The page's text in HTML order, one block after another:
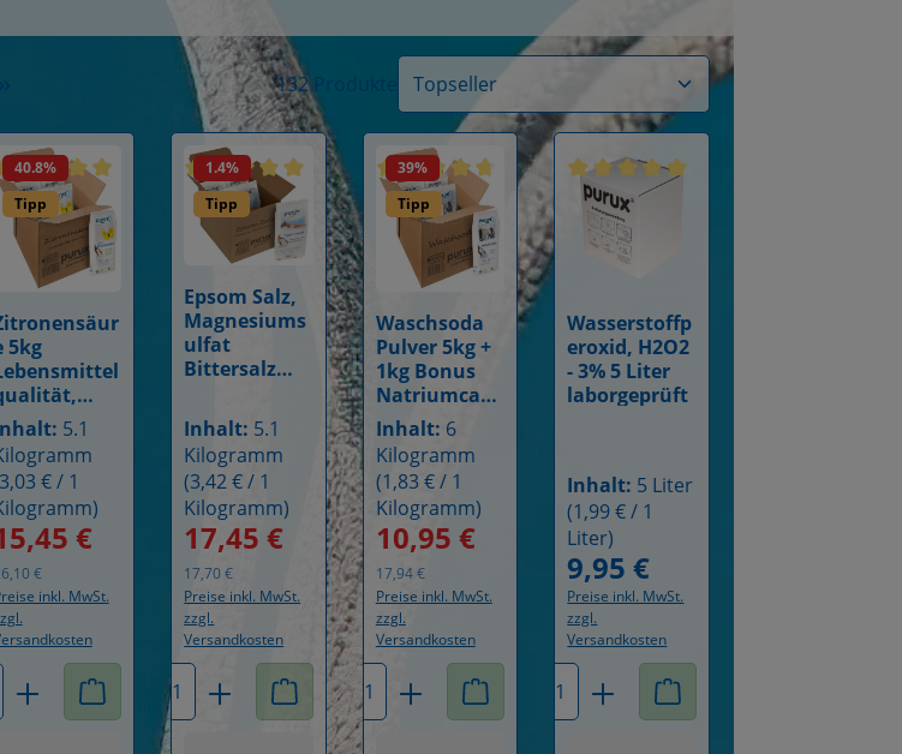
132 Produkte
von 4.9 von 5 Sternen
Gib den gewünschten Wert ein oder benutze die Schaltflächen
40.8%
Tipp
Durchschnittliche Bewertung von 4.9 von 5 Sternen
5kg
(5,1kg)
5.1
€ / 1
€
Regulärer Preis:
€
inkl. MwSt.
Produkt Anzahl: Gib den gewünschten Wert ein oder benutze die
1.4%
Tipp
Durchschnittliche Bewertung von 4.9 von 5 Sternen
Details
Epsom Salz,
Magnesiums
ulfat
Bittersalz
Salt
Inhalt: 5.1
Kilogramm
(3,42 € / 1
Kilogramm)
Verkaufspreis:
17,45 €
Regulärer Preis:
17,70 €
Preise inkl. MwSt.
zzgl.
Versandkosten
Produkt Anzahl: Gib den gewünschten Wert ein
39%
Tipp
Durchschnittliche Bewertung von 4.8 von 5 Sternen
Details
Waschsoda
Pulver 5kg +
1kg Bonus
Natriumcarb
onat, reine
Soda
nachhaltig
verpackt
Inhalt: 6
Kilogramm
(1,83 € / 1
Kilogramm)
Verkaufspreis:
10,95 €
Regulärer Preis:
17,94 €
Preise inkl. MwSt.
zzgl.
Versandkosten
Produkt Anzahl: Gib den
Durchschnittliche Bewertung von
Details
Wasserstoffp
eroxid, H2O2
- 3% 5 Liter
laborgeprüft
Inhalt: 5 Liter
(1,99 € / 1
Liter)
Regulärer Preis:
9,95 €
Preise inkl. MwSt.
zzgl.
Versandkosten
Produkt Anzahl: Gib